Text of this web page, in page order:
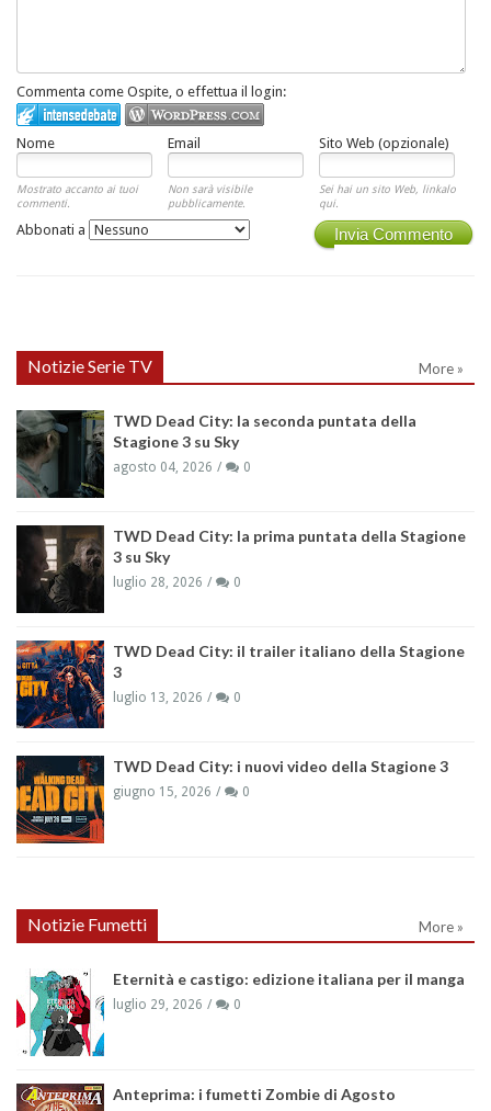
Commenta come Ospite, o effettua il login:
Nome Email Sito Web (opzionale)
Mostrato accanto ai tuoi
commenti.
Non sarà visibile
pubblicamente.
Sei hai un sito Web, linkalo
qui.
Invia Commento
Abbonati a
Notizie Serie TV More »
TWD Dead City: la seconda puntata della
Stagione 3 su Sky
agosto 04, 2026 0
TWD Dead City: la prima puntata della Stagione
3 su Sky
luglio 28, 2026 0
TWD Dead City: il trailer italiano della Stagione
3
luglio 13, 2026 0
TWD Dead City: i nuovi video della Stagione 3
giugno 15, 2026 0
Notizie Fumetti More »
Eternità e castigo: edizione italiana per il manga
luglio 29, 2026 0
Anteprima: i fumetti Zombie di Agosto